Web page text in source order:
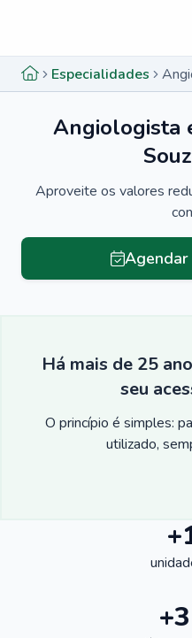
Especialidades
Angiologista
Aproveite os valores
Há mais de 25
seu
O princípio é simples:
utilizado,